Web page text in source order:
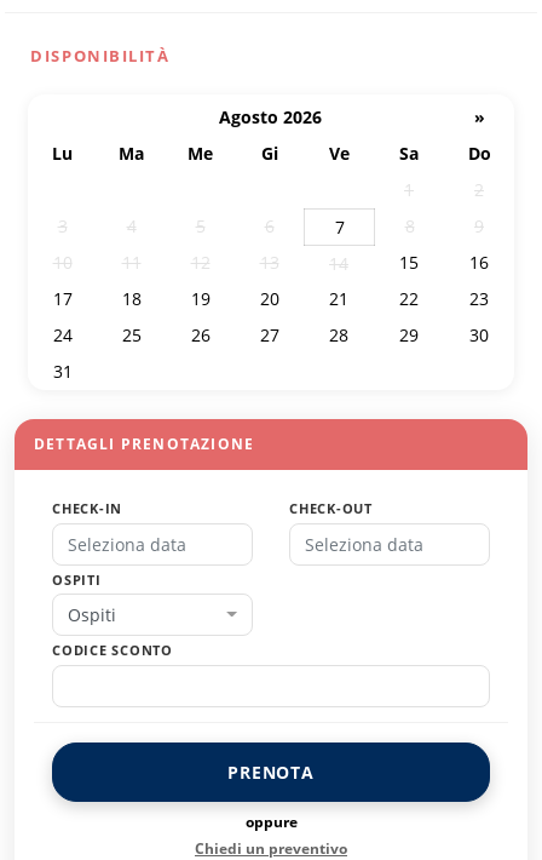
DISPONIBILITÀ
Agosto 2026
»
Lu
Ma Me Gi Ve Sa
Do
1
2
3
4 5 6 7 8
9
10
11 12 13 14 15
16
17
18 19 20 21 22
23
24
25 26 27 28 29
30
31
DETTAGLI PRENOTAZIONE
CHECK-IN CHECK-OUT
OSPITI
Ospiti
CODICE SCONTO
PRENOTA
oppure
Chiedi un preventivo